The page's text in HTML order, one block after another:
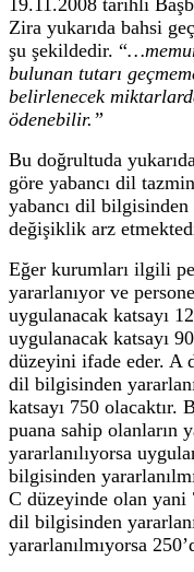
Zira yukarıda bahsi
şu şekildedir. “…
bulunan tutarı
belirlenecek
ödenebilir.”
Bu doğrultuda
göre yabancı dil
yabancı dil bilgisinden
değişiklik arz
Eğer kurumları ilgili
yararlanıyor ve
uygulanacak katsayı
uygulanacak katsayı
düzeyini ifade eder. A
dil bilgisinden
katsayı 750 olacaktır.
puana sahip olanların
yararlanılıyorsa
bilgisinden
C düzeyinde olan yani
dil bilgisinden
yararlanılmıyorsa